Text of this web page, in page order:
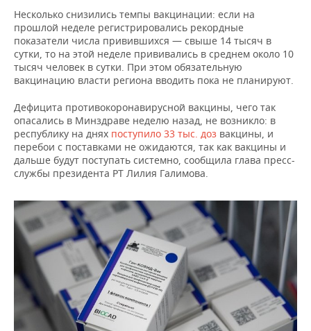
Несколько снизились темпы вакцинации: если на
прошлой неделе регистрировались рекордные
показатели числа привившихся — свыше 14 тысяч в
сутки, то на этой неделе прививались в среднем около 10
тысяч человек в сутки. При этом обязательную
вакцинацию власти региона вводить пока не планируют.
Дефицита противокоронавирусной вакцины, чего так
опасались в Минздраве неделю назад, не возникло: в
республику на днях поступило 33 тыс. доз вакцины, и
перебои с поставками не ожидаются, так как вакцины и
дальше будут поступать системно, сообщила глава пресс-
службы президента РТ Лилия Галимова.